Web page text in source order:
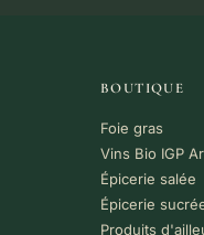
BOUTIQUE
Foie gras
Vins Bio IGP
Épicerie salée
Épicerie
Produits